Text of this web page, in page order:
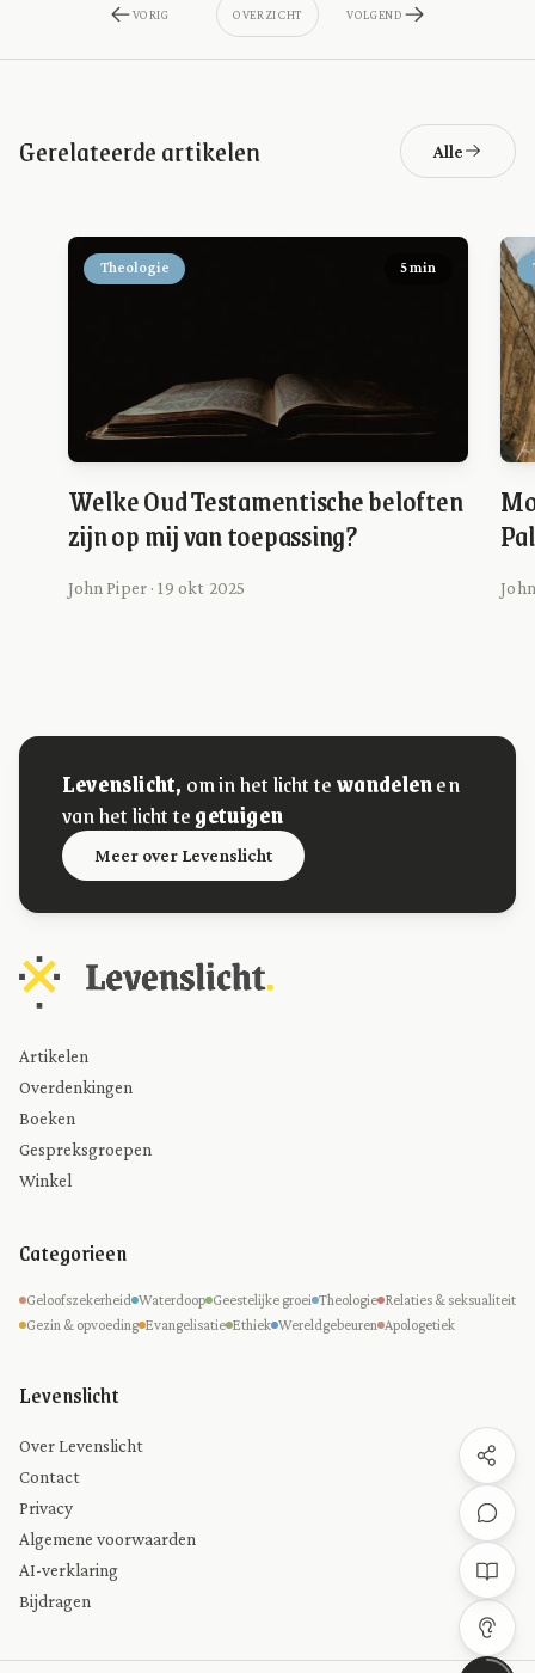
VORIG OVERZICHT VOLGEND
Gerelateerde artikelen Alle
Theologie 5 min
Welke Oud Testamentische beloften
zijn op mij van toepassing?
John Piper · 19 okt 2025
Levenslicht, om in het licht tewandelenen
van het licht tegetuigen
Meer over Levenslicht
Artikelen
Overdenkingen
Boeken
Gespreksgroepen
Winkel
Categorieen
Geloofszekerheid Waterdoop Geestelijke groei Theologie Relaties & seksualiteit
Gezin & opvoeding Evangelisatie Ethiek Wereldgebeuren Apologetiek
Levenslicht
Over Levenslicht
Contact
Privacy
Algemene voorwaarden
AI-verklaring
Bijdragen